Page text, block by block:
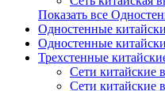
Показать все
Одностенные
Одностенные
Трехстенные
Сети китайские
Сети китайские